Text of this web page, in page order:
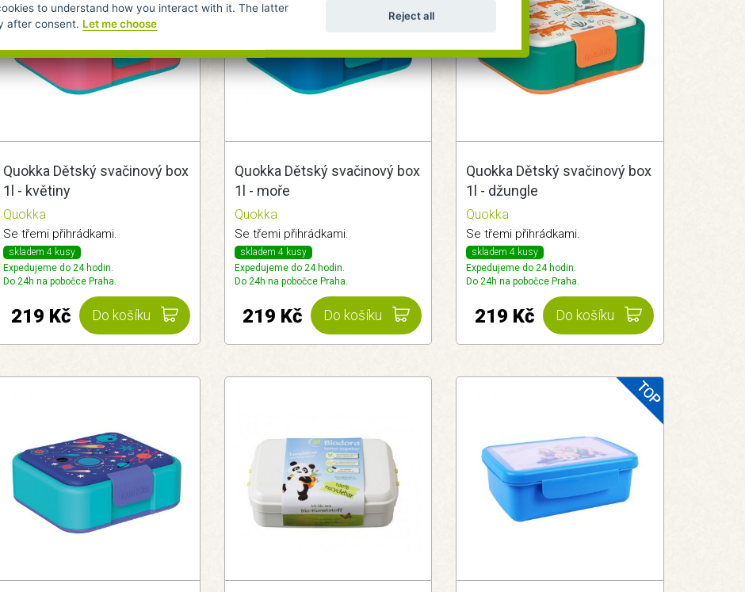
Quokka Dětský svačinový box
1l - květiny
Quokka
Se třemi přihrádkami.
skladem 4 kusy
Expedujeme do 24 hodin.
Do 24h na pobočce Praha.
Do košíku
219 Kč
Quokka Dětský svačinový box
1l - moře
Quokka
Se třemi přihrádkami.
skladem 4 kusy
Expedujeme do 24 hodin.
Do 24h na pobočce Praha.
Do košíku
219 Kč
Quokka Dětský svačinový box
1l - džungle
Quokka
Se třemi přihrádkami.
skladem 4 kusy
Expedujeme do 24 hodin.
Do 24h na pobočce Praha.
Do košíku
219 Kč
to understand how you interact with it. The latter
after consent. Let me choose
Reject all